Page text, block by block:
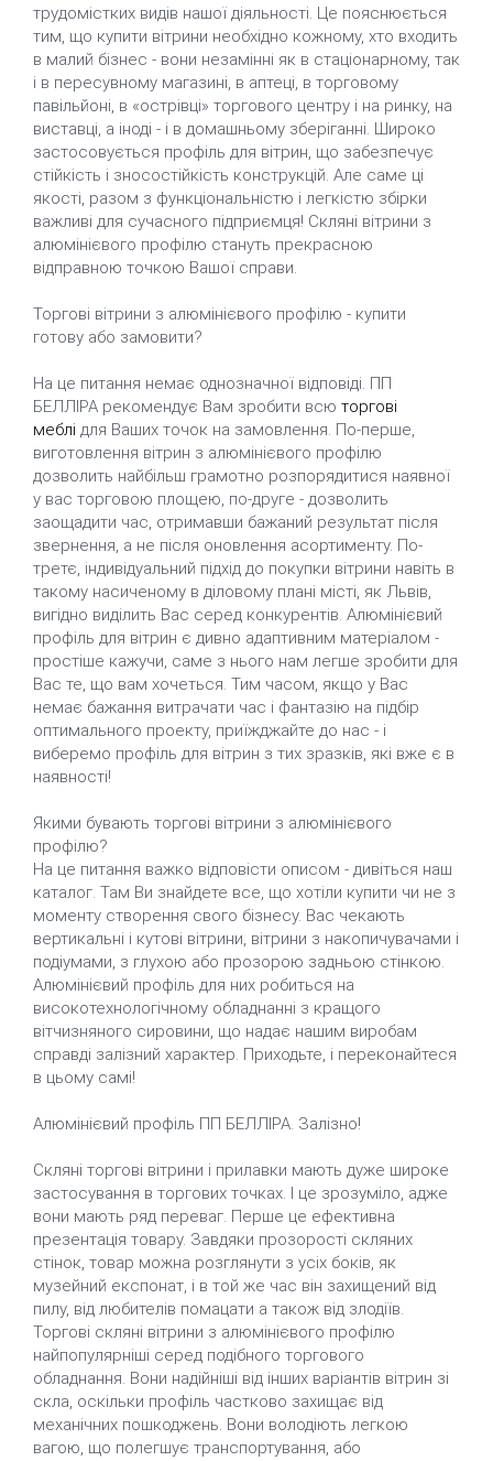
трудомістких видів нашої діяльності. Це пояснюється
тим, що купити вітрини необхідно кожному, хто входить
в малий бізнес - вони незамінні як в стаціонарному, так
і в пересувному магазині, в аптеці, в торговому
павільйоні, в «острівці» торгового центру і на ринку, на
виставці, а іноді - і в домашньому зберіганні. Широко
застосовується профіль для вітрин, що забезпечує
стійкість і зносостійкість конструкцій. Але саме ці
якості, разом з функціональністю і легкістю збірки
важливі для сучасного підприємця! Скляні вітрини з
алюмінієвого профілю стануть прекрасною
відправною точкою Вашої справи.
Торгові вітрини з алюмінієвого профілю - купити
готову або замовити?
На це питання немає однозначної відповіді. ПП
БЕЛЛІРА рекомендує Вам зробити всю торгові
меблі для Ваших точок на замовлення. По-перше,
виготовлення вітрин з алюмінієвого профілю
дозволить найбільш грамотно розпорядитися наявної
у вас торговою площею, по-друге - дозволить
заощадити час, отримавши бажаний результат після
звернення, а не після оновлення асортименту. По-
третє, індивідуальний підхід до покупки вітрини навіть в
такому насиченому в діловому плані місті, як Львів,
вигідно виділить Вас серед конкурентів. Алюмінієвий
профіль для вітрин є дивно адаптивним матеріалом -
простіше кажучи, саме з нього нам легше зробити для
Вас те, що вам хочеться. Тим часом, якщо у Вас
немає бажання витрачати час і фантазію на підбір
оптимального проекту, приїжджайте до нас - і
виберемо профіль для вітрин з тих зразків, які вже є в
наявності!
Якими бувають торгові вітрини з алюмінієвого
профілю?
На це питання важко відповісти описом - дивіться наш
каталог. Там Ви знайдете все, що хотіли купити чи не з
моменту створення свого бізнесу. Вас чекають
вертикальні і кутові вітрини, вітрини з накопичувачами і
подіумами, з глухою або прозорою задньою стінкою.
Алюмінієвий профіль для них робиться на
високотехнологічному обладнанні з кращого
вітчизняного сировини, що надає нашим виробам
справді залізний характер. Приходьте, і переконайтеся
в цьому самі!
Алюмінієвий профіль ПП БЕЛЛІРА. Залізно!
Скляні торгові вітрини і прилавки мають дуже широке
застосування в торгових точках. І це зрозуміло, адже
вони мають ряд переваг. Перше це ефективна
презентація товару. Завдяки прозорості скляних
стінок, товар можна розглянути з усіх боків, як
музейний експонат, і в той же час він захищений від
пилу, від любителів помацати а також від злодіїв.
Торгові скляні вітрини з алюмінієвого профілю
найпопулярніші серед подібного торгового
обладнання. Вони надійніші від інших варіантів вітрин зі
скла, оскільки профіль частково захищає від
механічних пошкоджень. Вони володіють легкою
вагою, що полегшує транспортування, або